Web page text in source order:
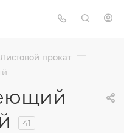
Листовой прокат —
41